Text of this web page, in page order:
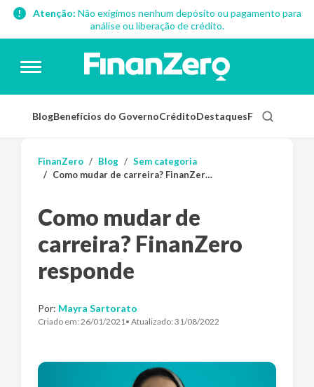
Atenção: Não exigimos nenhum depósito ou pagamento para
análise ou liberação de crédito.
BlogBenefícios do GovernoCréditoDestaquesFinanças
FinanZero Blog
Sem categoria
Como mudar de carreira? FinanZero responde
Como mudar de
carreira? FinanZero
responde
Por: Mayra Sartorato
Criado em: 26/01/2021• Atualizado: 31/08/2022